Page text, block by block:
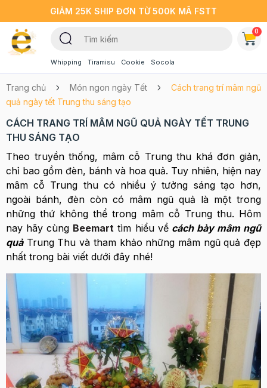
GIẢM 25K SHIP ĐƠN TỪ 500K MÃ FSTT
Whipping Tiramisu Cookie Socola
0
Trang chủ Món ngon ngày Tết
Cách trang trí mâm ngũ
quả ngày tết Trung thu sáng tạo
CÁCH TRANG TRÍ MÂM NGŨ QUẢ NGÀY TẾT TRUNG
THU SÁNG TẠO
Theo truyền thống, mâm cỗ Trung thu khá đơn giản,
chỉ bao gồm đèn, bánh và hoa quả. Tuy nhiên, hiện nay
mâm cỗ Trung thu có nhiều ý tưởng sáng tạo hơn,
ngoài bánh, đèn còn có mâm ngũ quả là một trong
những thứ không thể trong mâm cỗ Trung thu. Hôm
nay hãy cùng Beemart tìm hiểu vềcách bày mâm ngũ
quả Trung Thu và tham khảo những mâm ngũ quả đẹp
nhất trong bài viết dưới đây nhé!